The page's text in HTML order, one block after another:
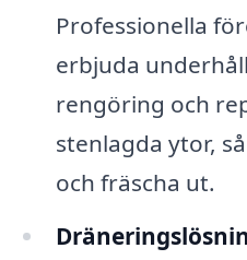
Professionella
erbjuda
rengöring och
stenlagda ytor,
och fräscha ut.